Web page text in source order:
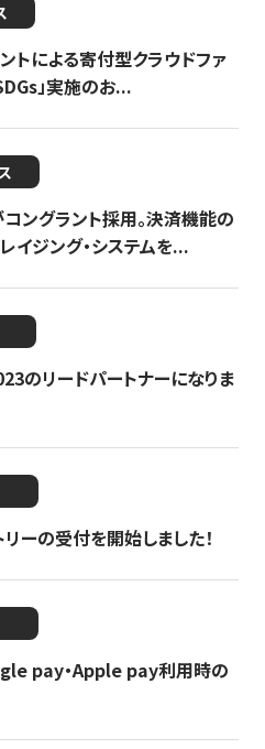
トによる寄付型クラウドファ
」実施のお...
ングラント採用。決済機能の
イジング・システムを...
のリードパートナーになりま
ーの受付を開始しました！
pay・Apple pay利用時の